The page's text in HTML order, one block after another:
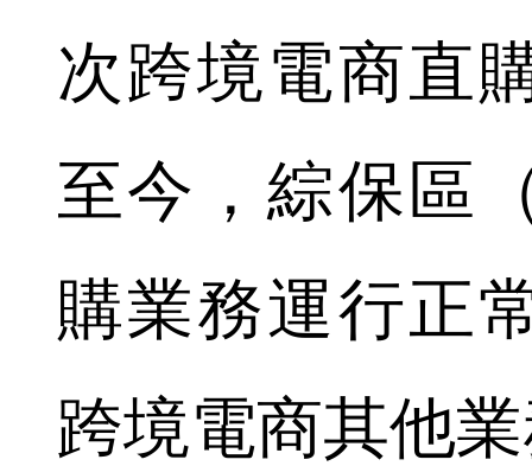
次跨境電商直
至今，綜保區
購業務運行正
跨境電商其他